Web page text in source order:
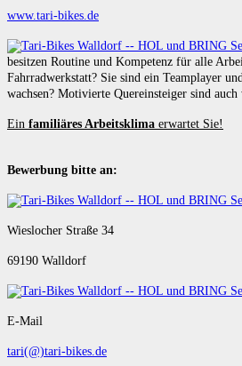
www.tari-bikes.de
besitzen Routine und Kompetenz für alle
Fahrradwerkstatt? Sie sind ein Teamplayer
wachsen? Motivierte Quereinsteiger sind auch
Ein familiäres Arbeitsklima erwartet Sie!
Bewerbung bitte an:
Wieslocher Straße 34
69190 Walldorf
E-Mail
tari(@)tari-bikes.de